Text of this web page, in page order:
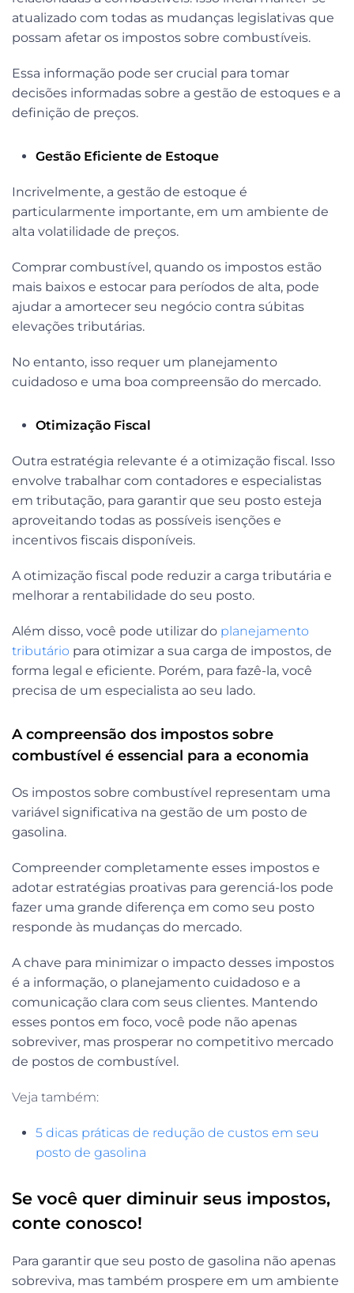
atualizado com todas as mudanças legislativas que
possam afetar os impostos sobre combustíveis.
Essa informação pode ser crucial para tomar
decisões informadas sobre a gestão de estoques e a
definição de preços.
Gestão Eficiente de Estoque
Incrivelmente, a gestão de estoque é
particularmente importante, em um ambiente de
alta volatilidade de preços.
Comprar combustível, quando os impostos estão
mais baixos e estocar para períodos de alta, pode
ajudar a amortecer seu negócio contra súbitas
elevações tributárias.
No entanto, isso requer um planejamento
cuidadoso e uma boa compreensão do mercado.
Otimização Fiscal
Outra estratégia relevante é a otimização fiscal. Isso
envolve trabalhar com contadores e especialistas
em tributação, para garantir que seu posto esteja
aproveitando todas as possíveis isenções e
incentivos fiscais disponíveis.
A otimização fiscal pode reduzir a carga tributária e
melhorar a rentabilidade do seu posto.
Além disso, você pode utilizar do planejamento
tributário para otimizar a sua carga de impostos, de
forma legal e eficiente. Porém, para fazê-la, você
precisa de um especialista ao seu lado.
A compreensão dos impostos sobre
combustível é essencial para a economia
Os impostos sobre combustível representam uma
variável significativa na gestão de um posto de
gasolina.
Compreender completamente esses impostos e
adotar estratégias proativas para gerenciá-los pode
fazer uma grande diferença em como seu posto
responde às mudanças do mercado.
A chave para minimizar o impacto desses impostos
é a informação, o planejamento cuidadoso e a
comunicação clara com seus clientes. Mantendo
esses pontos em foco, você pode não apenas
sobreviver, mas prosperar no competitivo mercado
de postos de combustível.
Veja também:
5 dicas práticas de redução de custos em seu
posto de gasolina
Se você quer diminuir seus impostos,
conte conosco!
Para garantir que seu posto de gasolina não apenas
sobreviva, mas também prospere em um ambiente